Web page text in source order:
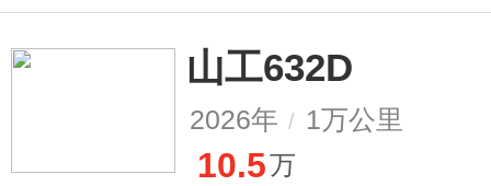
山工632D
2026年 / 1万公里
10.5万